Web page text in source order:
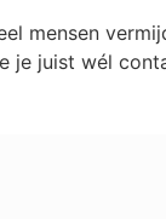
mensen
je juist wél